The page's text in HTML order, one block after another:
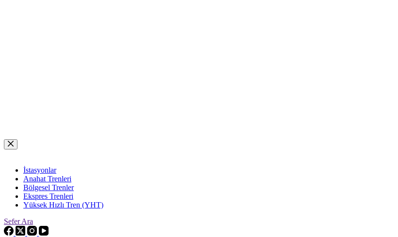
Skip
to
İstasyonlar
Anahat Trenleri
Bölgesel Trenler
Ekspres Trenleri
Yüksek Hızlı Tren (YHT)
Sefer Ara